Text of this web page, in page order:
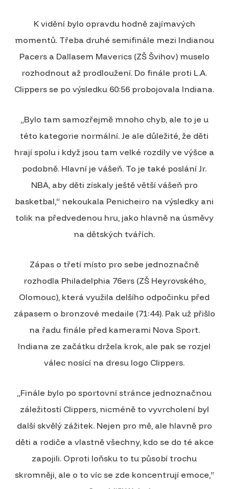
K vidění bylo opravdu hodně zajímavých
momentů. Třeba druhé semifinále mezi Indianou
Pacers a Dallasem Maverics (ZŠ Švihov) muselo
rozhodnout až prodloužení. Do finále proti L.A.
Clippers se po výsledku 60:56 probojovala Indiana.
„Bylo tam samozřejmě mnoho chyb, ale to je u
této kategorie normální. Je ale důležité, že děti
hrají spolu i když jsou tam velké rozdíly ve výšce a
podobně. Hlavní je vášeň. To je také poslání Jr.
NBA, aby děti získaly ještě větší vášeň pro
basketbal,“ nekoukala Penicheiro na výsledky ani
tolik na předvedenou hru, jako hlavně na úsměvy
na dětských tvářích.
Zápas o třetí místo pro sebe jednoznačně
rozhodla Philadelphia 76ers (ZŠ Heyrovského,
Olomouc), která využila delšího odpočinku před
zápasem o bronzové medaile (71:44). Pak už přišlo
na řadu finále před kamerami Nova Sport.
Indiana ze začátku držela krok, ale pak se rozjel
válec nosící na dresu logo Clippers.
„Finále bylo po sportovní stránce jednoznačnou
záležitostí Clippers, nicméně to vyvrcholení byl
další skvělý zážitek. Nejen pro mě, ale hlavně pro
děti a rodiče a vlastně všechny, kdo se do té akce
zapojili. Oproti loňsku to tu působí trochu
skromněji, ale o to víc se zde koncentrují emoce,“